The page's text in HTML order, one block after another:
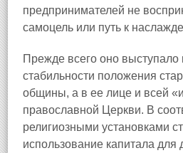
предпринимателей не
самоцель или путь к
Прежде всего оно выступало
стабильности положения
общины, а в ее лице и всей
православной Церкви. В
религиозными установками
использование капитала для